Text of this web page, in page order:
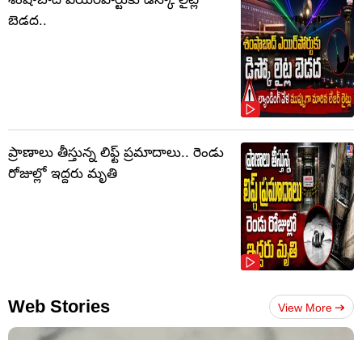
బెడద..
ప్రాణాలు తీస్తున్న లిఫ్ట్‌ ప్రమాదాలు.. రెండు
రోజుల్లో ఇద్దరు మృతి
Web Stories View More